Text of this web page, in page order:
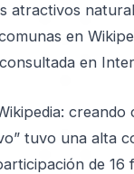
atractivos
en
en
creando
tuvo una alta
de 16